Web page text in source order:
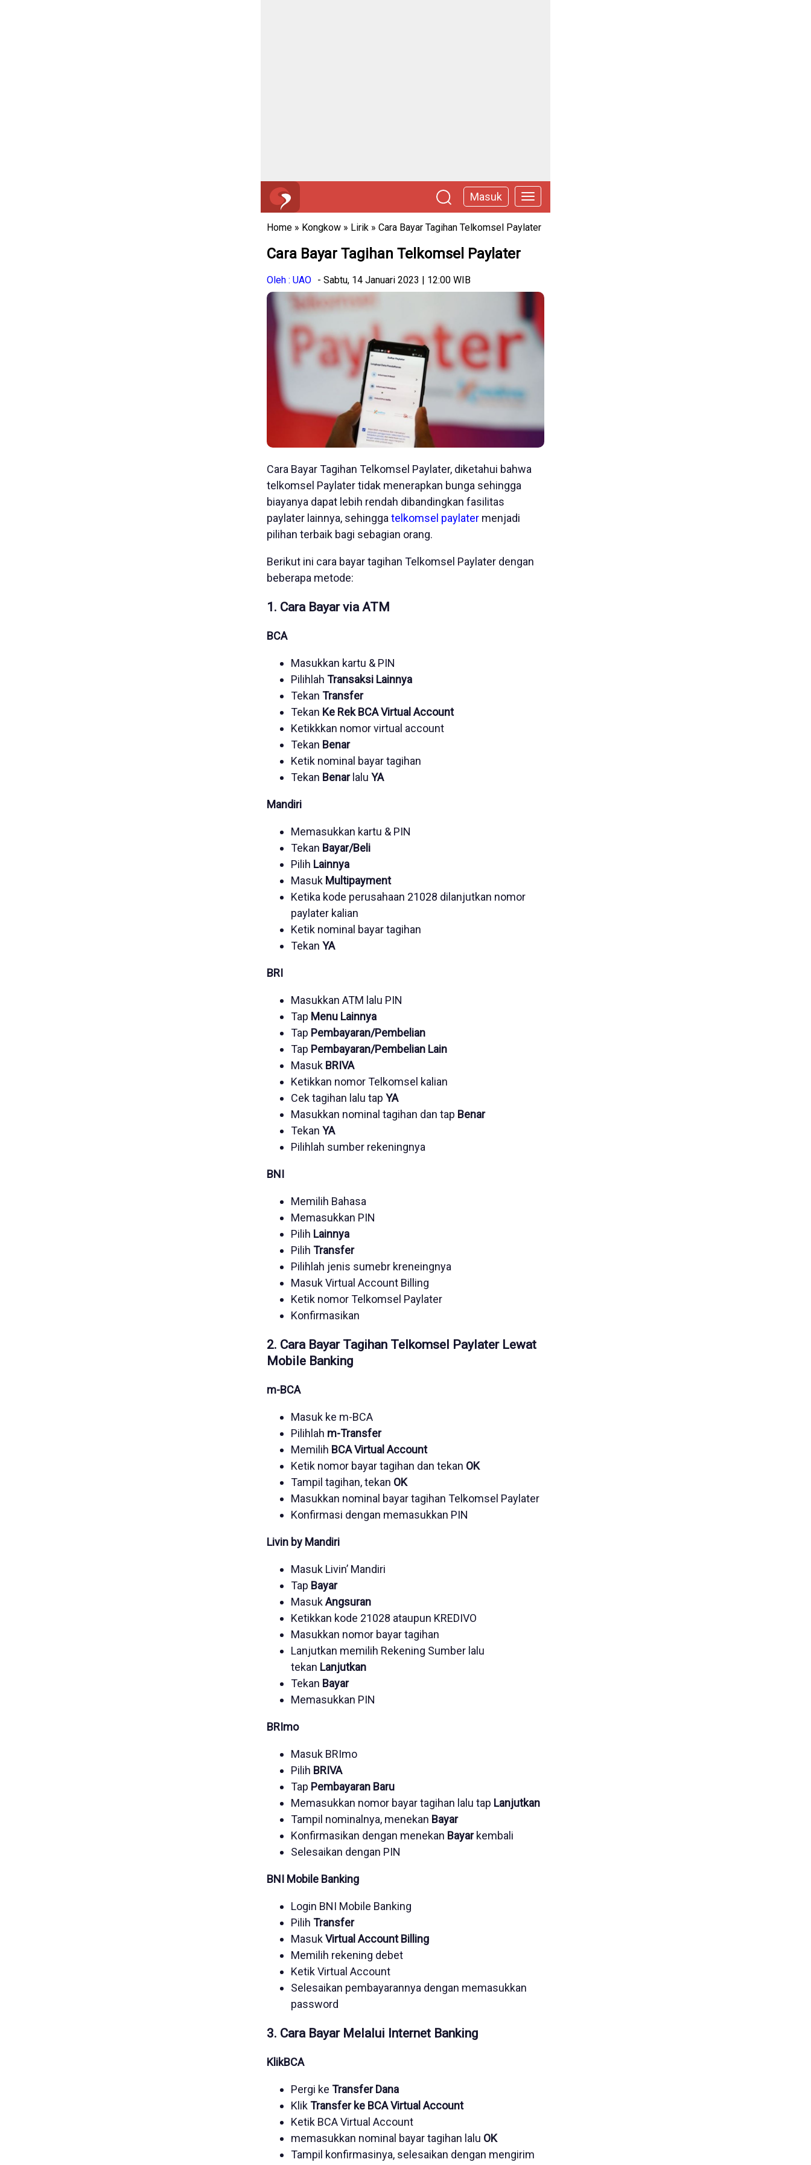
Masuk
Home » Kongkow » Lirik » Cara Bayar Tagihan Telkomsel Paylater
Cara Bayar Tagihan Telkomsel Paylater
Oleh : UAO - Sabtu, 14 Januari 2023 | 12:00 WIB
Cara Bayar Tagihan Telkomsel Paylater, diketahui bahwa
telkomsel Paylater tidak menerapkan bunga sehingga
biayanya dapat lebih rendah dibandingkan fasilitas
paylater lainnya, sehingga telkomsel paylater menjadi
pilihan terbaik bagi sebagian orang.
Berikut ini cara bayar tagihan Telkomsel Paylater dengan
beberapa metode:
1. Cara Bayar via ATM
BCA
Masukkan kartu & PIN
Pilihlah Transaksi Lainnya
Tekan Transfer
Tekan Ke Rek BCA Virtual Account
Ketikkkan nomor virtual account
Tekan Benar
Ketik nominal bayar tagihan
Tekan Benarlalu YA
Mandiri
Memasukkan kartu & PIN
Tekan Bayar/Beli
Pilih Lainnya
Masuk Multipayment
Ketika kode perusahaan 21028 dilanjutkan nomor
paylater kalian
Ketik nominal bayar tagihan
Tekan YA
BRI
Masukkan ATM lalu PIN
Tap Menu Lainnya
Tap Pembayaran/Pembelian
Tap Pembayaran/Pembelian Lain
Masuk BRIVA
Ketikkan nomor Telkomsel kalian
Cek tagihan lalu tap YA
Masukkan nominal tagihan dan tap Benar
Tekan YA
Pilihlah sumber rekeningnya
BNI
Memilih Bahasa
Memasukkan PIN
Pilih Lainnya
Pilih Transfer
Pilihlah jenis sumebr kreneingnya
Masuk Virtual Account Billing
Ketik nomor Telkomsel Paylater
Konfirmasikan
2. Cara Bayar Tagihan Telkomsel Paylater Lewat
Mobile Banking
m-BCA
Masuk ke m-BCA
Pilihlah m-Transfer
Memilih BCA Virtual Account
Ketik nomor bayar tagihan dan tekan OK
Tampil tagihan, tekan OK
Masukkan nominal bayar tagihan Telkomsel Paylater
Konfirmasi dengan memasukkan PIN
Livin by Mandiri
Masuk Livin’ Mandiri
Tap Bayar
MasukAngsuran
Ketikkan kode 21028 ataupun KREDIVO
Masukkan nomor bayar tagihan
Lanjutkan memilih Rekening Sumber lalu
tekan Lanjutkan
Tekan Bayar
Memasukkan PIN
BRImo
Masuk BRImo
Pilih BRIVA
Tap Pembayaran Baru
Memasukkan nomor bayar tagihan lalu tap Lanjutkan
Tampil nominalnya, menekan Bayar
Konfirmasikan dengan menekan Bayarkembali
Selesaikan dengan PIN
BNI Mobile Banking
Login BNI Mobile Banking
Pilih Transfer
MasukVirtual Account Billing
Memilih rekening debet
Ketik Virtual Account
Selesaikan pembayarannya dengan memasukkan
password
3. Cara Bayar Melalui Internet Banking
KlikBCA
Pergi ke Transfer Dana
KlikTransfer ke BCA Virtual Account
Ketik BCA Virtual Account
memasukkan nominal bayar tagihan lalu OK
Tampil konfirmasinya, selesaikan dengan mengirim